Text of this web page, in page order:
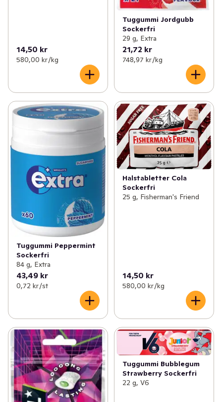
14,50 kr
580,00 kr /kg
Tuggummi Jordgubb
Sockerfri
29 g, Extra
21,72 kr
748,97 kr /kg
Tuggummi Peppermint
Sockerfri
84 g, Extra
43,49 kr
0,72 kr /st
Halstabletter Cola
Sockerfri
25 g, Fisherman's Friend
14,50 kr
580,00 kr /kg
Tuggummi Bubblegum
Strawberry Sockerfri
22 g, V6